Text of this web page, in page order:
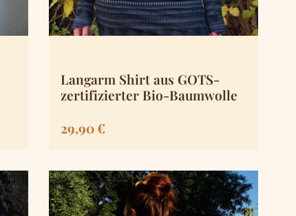
Langarm Shirt aus GOTS-
zertifizierter Bio-Baumwolle
Regulärer Preis:
29,90 €